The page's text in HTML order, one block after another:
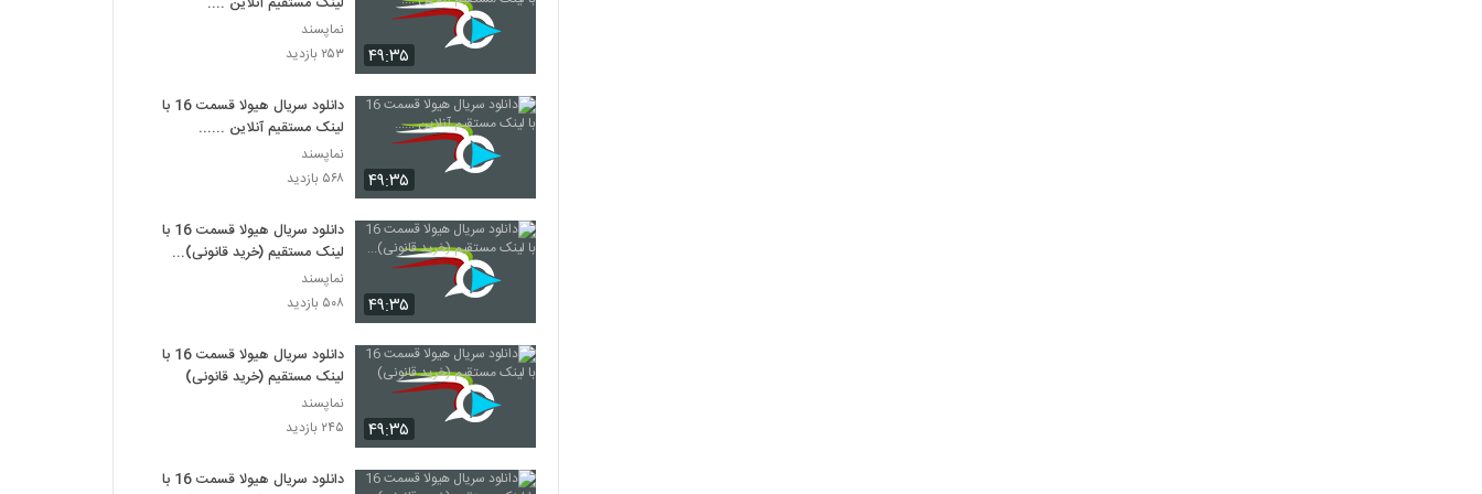
۴۹:۳۵
نماپسند
۲۵۳ بازدید
۴۹:۳۵
دانلود سریال هیولا قسمت 16 با
لینک مستقیم آنلاین ......
نماپسند
۵۶۸ بازدید
۴۹:۳۵
دانلود سریال هیولا قسمت 16 با
لینک مستقیم (خرید قانونی)...
نماپسند
۵۰۸ بازدید
۴۹:۳۵
دانلود سریال هیولا قسمت 16 با
لینک مستقیم (خرید قانونی)
نماپسند
۲۴۵ بازدید
دانلود سریال هیولا قسمت 16 با